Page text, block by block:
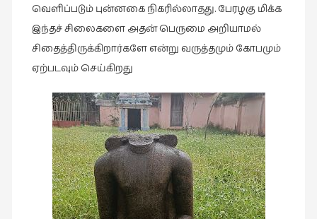
பரிந்துரை
புகைப்படக்கலை
கண்காட்சி2019
விமர்சனம்
வெளிப்படும் புன்னகை நிகரில்லாதது. பேரழகு மிக்க
இந்தச் சிலைகளை அதன் பெருமை அறியாமல்
சிதைத்திருக்கிறார்களே என்று வருத்தமும் கோபமும்
ஏற்படவும் செய்கிறது